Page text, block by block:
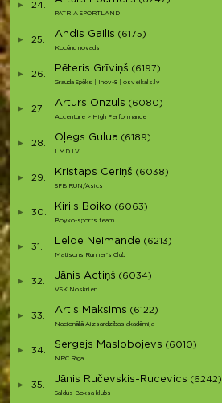
24.
PATRIA SPORTLAND
25.
Andis Gailis (6175)
Kocēnu novads
26.
Pēteris Grīviņš (6197)
Grauda Spēks | Inov-8 | osveikals.lv
27.
Arturs Onzuls (6080)
Accenture > High Performance
28.
Oļegs Gulua (6189)
LMD.LV
29.
Kristaps Ceriņš (6038)
SPB RUN/Asics
30.
Kirils Boiko (6063)
Boyko-sports team
31.
Lelde Neimande (6213)
Matisons Runner's Club
32.
Jānis Actiņš (6034)
VSK Noskrien
33.
Artis Maksims (6122)
Nacionālā Aizsardzības akadēmija
34.
Sergejs Maslobojevs (6010)
NRC Rīga
35.
Jānis Ručevskis-Rucevics (6242)
Saldus Boksa klubs